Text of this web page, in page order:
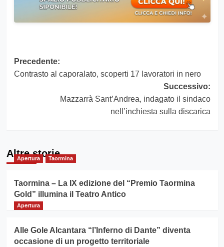
Navigazione
articolo
Precedente:
Contrasto al caporalato, scoperti 17 lavoratori in nero
Successivo:
Mazzarrà Sant’Andrea, indagato il sindaco
nell’inchiesta sulla discarica
Altre storie
Apertura Taormina
Taormina – La IX edizione del “Premio Taormina
Gold” illumina il Teatro Antico
Apertura
Alle Gole Alcantara “l’Inferno di Dante” diventa
occasione di un progetto territoriale